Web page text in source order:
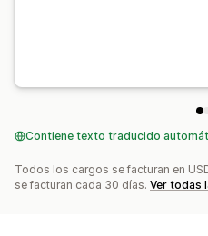
Contiene texto traducido
Todos los cargos se facturan en
se facturan cada 30 días. Ver todas